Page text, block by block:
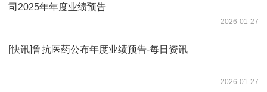
司2025年年度业绩预告
2026-01-27
[快讯]鲁抗医药公布年度业绩预告-每日资讯
2026-01-27